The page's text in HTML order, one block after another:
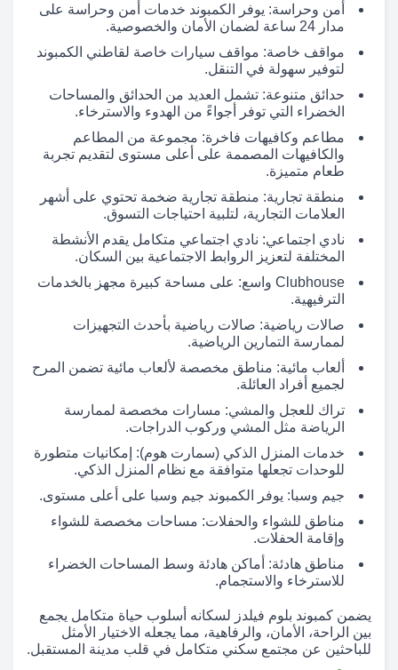
أمن وحراسة: يوفر الكمبوند خدمات أمن وحراسة على
مدار 24 ساعة لضمان الأمان والخصوصية.
مواقف خاصة: مواقف سيارات خاصة لقاطني الكمبوند
لتوفير سهولة في التنقل.
حدائق متنوعة: تشمل العديد من الحدائق والمساحات
الخضراء التي توفر أجواءً من الهدوء والاسترخاء.
مطاعم وكافيهات فاخرة: مجموعة من المطاعم
والكافيهات المصممة على أعلى مستوى لتقديم تجربة
طعام متميزة.
منطقة تجارية: منطقة تجارية ضخمة تحتوي على أشهر
العلامات التجارية، لتلبية احتياجات التسوق.
نادي اجتماعي: نادي اجتماعي متكامل يقدم الأنشطة
المختلفة لتعزيز الروابط الاجتماعية بين السكان.
Clubhouse واسع: على مساحة كبيرة مجهز بالخدمات
الترفيهية.
صالات رياضية: صالات رياضية بأحدث التجهيزات
لممارسة التمارين الرياضية.
ألعاب مائية: مناطق مخصصة لألعاب مائية تضمن المرح
لجميع أفراد العائلة.
تراك للعجل والمشي: مسارات مخصصة لممارسة
الرياضة مثل المشي وركوب الدراجات.
خدمات المنزل الذكي (سمارت هوم): إمكانيات متطورة
للوحدات تجعلها متوافقة مع نظام المنزل الذكي.
جيم وسبا: يوفر الكمبوند جيم وسبا على أعلى مستوى.
مناطق للشواء والحفلات: مساحات مخصصة للشواء
وإقامة الحفلات.
مناطق هادئة: أماكن هادئة وسط المساحات الخضراء
للاسترخاء والاستجمام.
يضمن كمبوند بلوم فيلدز لسكانه أسلوب حياة متكامل يجمع
بين الراحة، الأمان، والرفاهية، مما يجعله الاختيار الأمثل
للباحثين عن مجتمع سكني متكامل في قلب مدينة المستقبل.